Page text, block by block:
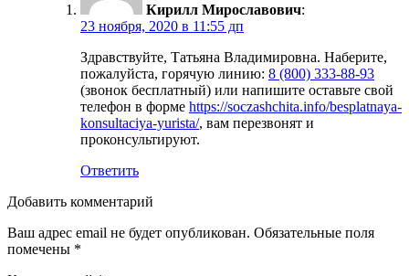
Кирилл Мирославович:
23 ноября, 2020 в 11:55 дп
Здравствуйте, Татьяна Владимировна. Наберите,
пожалуйста, горячую линию: 8 (800) 333-88-93
(звонок бесплатный) или напишите оставьте свой
телефон в форме https://soczashchita.info/besplatnaya-
konsultaciya-yurista/, вам перезвонят и
проконсультируют.
Ответить
Добавить комментарий
Ваш адрес email не будет опубликован. Обязательные поля
помечены *